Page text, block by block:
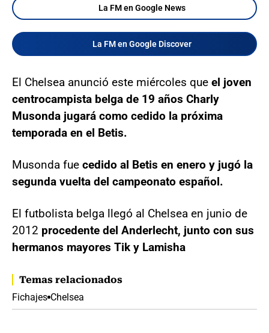
La FM en Google News
La FM en Google Discover
El Chelsea anunció este miércoles que el joven
centrocampista belga de 19 años Charly
Musonda jugará como cedido la próxima
temporada en el Betis.
Musonda fue cedido al Betis en enero y jugó la
segunda vuelta del campeonato español.
El futbolista belga llegó al Chelsea en junio de
2012 procedente del Anderlecht, junto con sus
hermanos mayores Tik y Lamisha
Temas relacionados
Fichajes Chelsea